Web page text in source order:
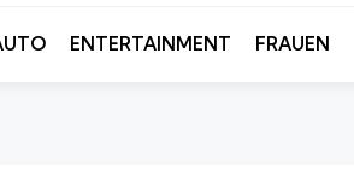
ENTERTAINMENT FRAUEN